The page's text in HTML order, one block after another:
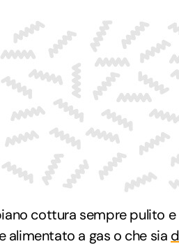
cottura sempre pulito e
alimentato a gas o che sia